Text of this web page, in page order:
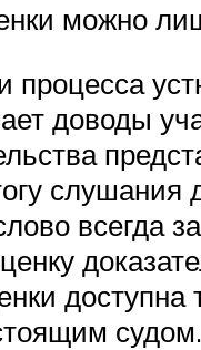
можно
процесса
доводы
слушания
всегда
судом.